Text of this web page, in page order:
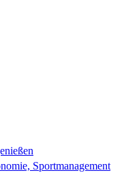
Sportmanagement